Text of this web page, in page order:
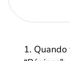
Quando